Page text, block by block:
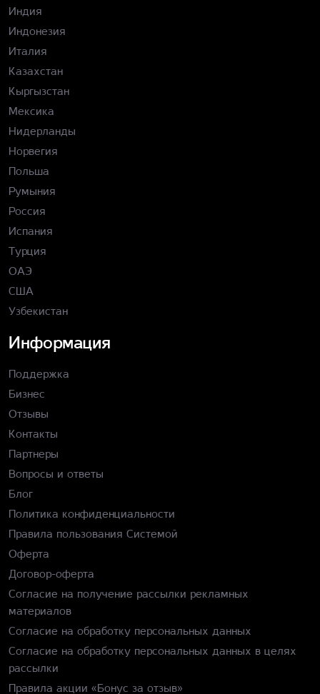
Индия
Индонезия
Италия
Казахстан
Кыргызстан
Мексика
Нидерланды
Норвегия
Польша
Румыния
Россия
Испания
Турция
ОАЭ
США
Узбекистан
Информация
Поддержка
Бизнес
Отзывы
Контакты
Партнеры
Вопросы и ответы
Блог
Политика конфиденциальности
Правила пользования Системой
Оферта
Договор-оферта
Согласие на получение рассылки рекламных
материалов
Согласие на обработку персональных данных
Согласие на обработку персональных данных в целях
рассылки
Правила акции «Бонус за отзыв»